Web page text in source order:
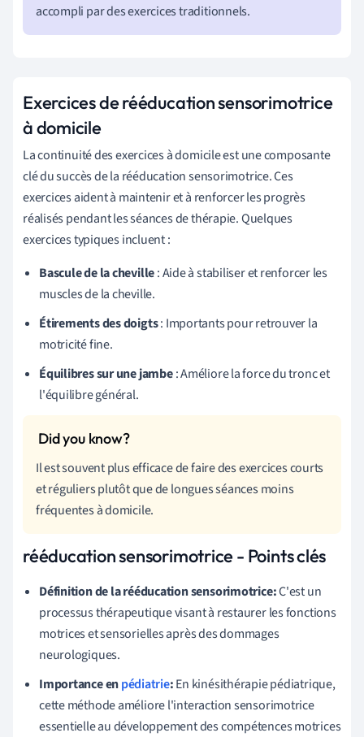
accompli par des exercices traditionnels.
Exercices de rééducation sensorimotrice
à domicile
La continuité des exercices à domicile est une composante
clé du succès de la rééducation sensorimotrice. Ces
exercices aident à maintenir et à renforcer les progrès
réalisés pendant les séances de thérapie. Quelques
exercices typiques incluent :
Bascule de la cheville: Aide à stabiliser et renforcer les
muscles de la cheville.
Étirements des doigts: Importants pour retrouver la
motricité fine.
Équilibres sur une jambe: Améliore la force du tronc et
l'équilibre général.
Il est souvent plus efficace de faire des exercices courts
et réguliers plutôt que de longues séances moins
fréquentes à domicile.
rééducation sensorimotrice - Points clés
Définition de la rééducation sensorimotrice:C'est un
processus thérapeutique visant à restaurer les fonctions
motrices et sensorielles après des dommages
neurologiques.
Importance enpédiatrie:En kinésithérapie pédiatrique,
cette méthode améliore l'interaction sensorimotrice
essentielle au développement des compétences motrices